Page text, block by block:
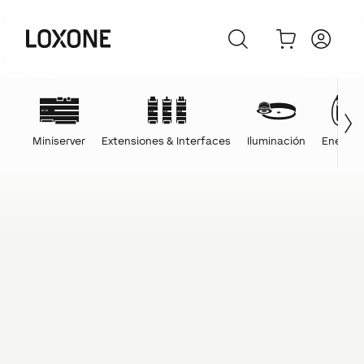
Miniserver Extensiones & Interfaces Iluminación Energía